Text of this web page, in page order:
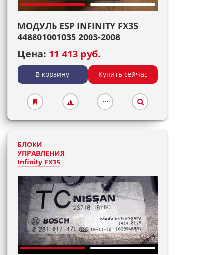
МОДУЛЬ ESP INFINITY FX35
448801001035 2003-2008
Цена: 11 413 руб.
В корзину Купить сейчас
БЛОКИ
УПРАВЛЕНИЯ
Infinity FX35